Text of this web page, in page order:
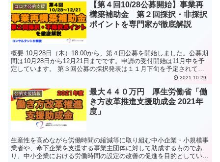
コロナ公的支援
【第４回10/28公募開始】事業再
構築補助金 第２回採択・非採択
ポイントを専門家が徹底解説
概要 10月28日（木）18:00から、第４回公募を開始しました。公募期
間は10月28日から12月21日までです。申請の受付開始は11月中を予
定しています。 第３回公募の採択発表は１１月下旬を予定されてい
2021.10.29
公的支援情報
最大４４０万円 厚生労働省「働
き方改革推進支援助成金 2021年
度」
生産性を高めながら労働時間の縮減等に取り組む中小企業・小規模事
業者や、傘下企業を支援する事業主団体に対して助成するものであ
り、中小企業における労働時間の設定の改善の促進を目的としていま